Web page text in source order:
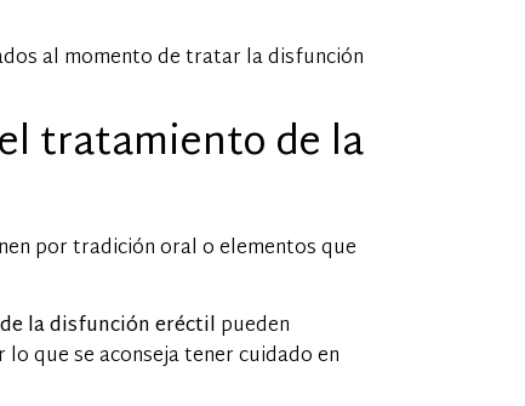
al momento de tratar la disfunción
tratamiento de la
por tradición oral o elementos que
la disfunción eréctil pueden
que se aconseja tener cuidado en